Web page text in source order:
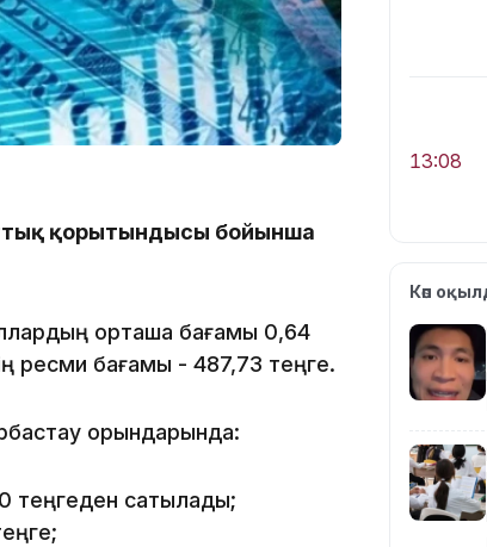
қорытындысы бойынша
орташа бағамы 0,64
ресми бағамы - 487,73 теңге.
орындарында:
теңгеден сатылады;
13:08
12:35
Көп